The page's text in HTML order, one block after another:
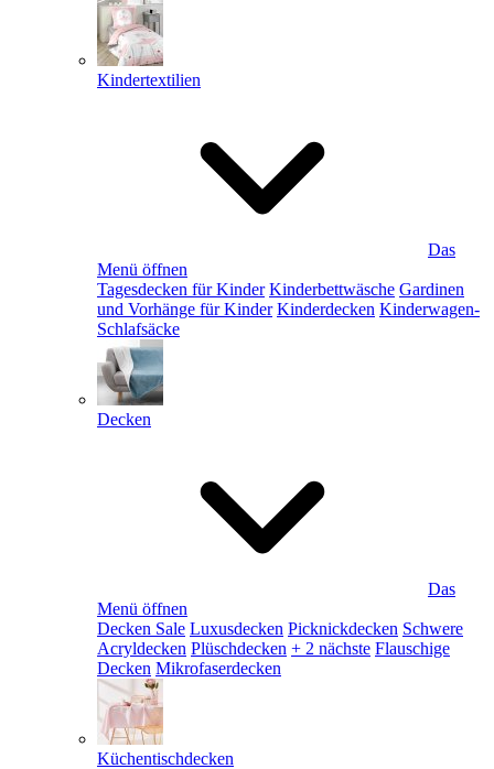
Kindertextilien
Das
Menü öffnen
Tagesdecken für Kinder Kinderbettwäsche Gardinen
und Vorhänge für Kinder Kinderdecken Kinderwagen-
Schlafsäcke
Decken
Das
Menü öffnen
Decken Sale Luxusdecken Picknickdecken Schwere
Acryldecken Plüschdecken + 2 nächste Flauschige
Decken Mikrofaserdecken
Küchentischdecken